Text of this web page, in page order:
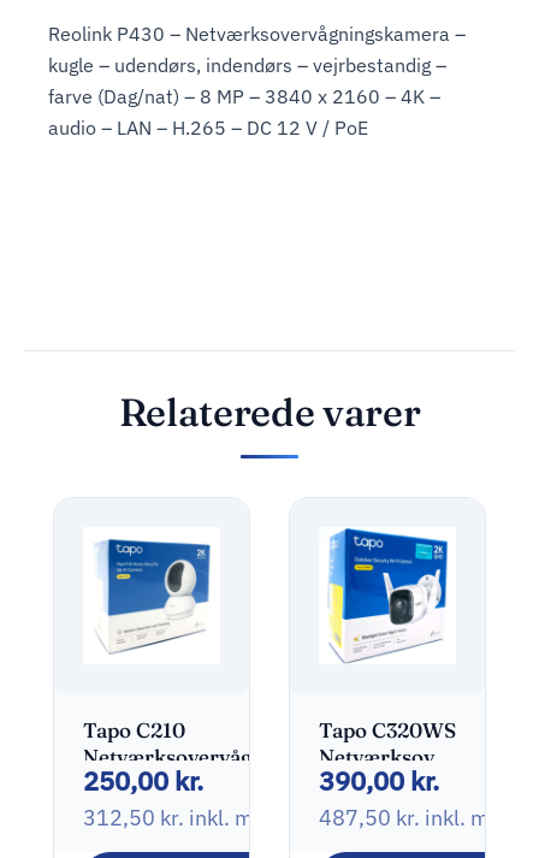
Reolink P430 – Netværksovervågningskamera –
kugle – udendørs, indendørs – vejrbestandig –
farve (Dag/nat) – 8 MP – 3840 x 2160 – 4K –
audio – LAN – H.265 – DC 12 V / PoE
Relaterede varer
Tapo C210
Netværksovervågningskamera
250,00 kr.
312,50 kr. inkl. moms
Tapo C320WS
Udendørs
2560 x 1440
390,00 kr.
487,50 kr. inkl. moms